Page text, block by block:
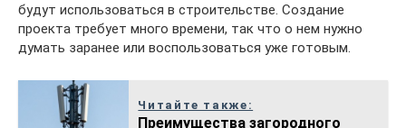
будут использоваться в строительстве. Создание
проекта требует много времени, так что о нем нужно
думать заранее или воспользоваться уже готовым.
Читайте также:
Преимущества загородного